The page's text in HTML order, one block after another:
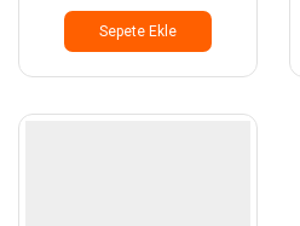
Sepete Ekle